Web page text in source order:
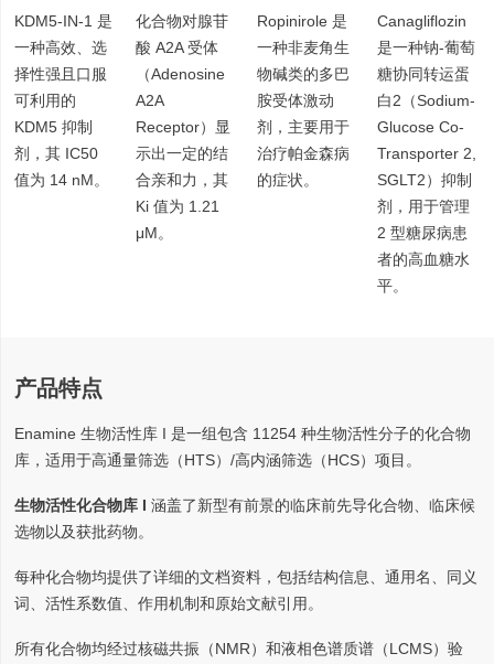
KDM5-IN-1 是
一种高效、选
择性强且口服
可利用的
KDM5 抑制
剂，其 IC50
值为 14 nM。
化合物对腺苷
酸 A2A 受体
（Adenosine
A2A
Receptor）显
示出一定的结
合亲和力，其
Ki 值为 1.21
μM。
Ropinirole 是
一种非麦角生
物碱类的多巴
胺受体激动
剂，主要用于
治疗帕金森病
的症状。
Canagliflozin
是一种钠-葡萄
糖协同转运蛋
白2（Sodium-
Glucose Co-
Transporter 2,
SGLT2）抑制
剂，用于管理
2 型糖尿病患
者的高血糖水
平。
产品特点
Enamine 生物活性库 I 是一组包含 11254 种生物活性分子的化合物
库，适用于高通量筛选（HTS）/高内涵筛选（HCS）项目。
生物活性化合物库 I
涵盖了新型有前景的临床前先导化合物、临床候
选物以及获批药物。
每种化合物均提供了详细的文档资料，包括结构信息、通用名、同义
词、活性系数值、作用机制和原始文献引用。
所有化合物均经过核磁共振（NMR）和液相色谱质谱（LCMS）验